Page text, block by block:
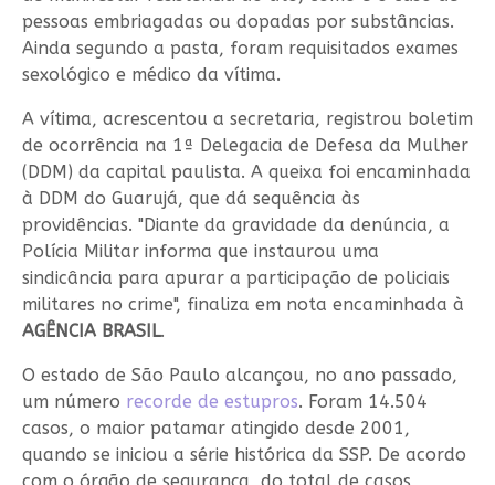
pessoas embriagadas ou dopadas por substâncias.
Ainda segundo a pasta, foram requisitados exames
sexológico e médico da vítima.
A vítima, acrescentou a secretaria, registrou boletim
de ocorrência na 1ª Delegacia de Defesa da Mulher
(DDM) da capital paulista. A queixa foi encaminhada
à DDM do Guarujá, que dá sequência às
providências. "Diante da gravidade da denúncia, a
Polícia Militar informa que instaurou uma
sindicância para apurar a participação de policiais
militares no crime", finaliza em nota encaminhada à
AGÊNCIA BRASIL.
O estado de São Paulo alcançou, no ano passado,
um número recorde de estupros. Foram 14.504
casos, o maior patamar atingido desde 2001,
quando se iniciou a série histórica da SSP. De acordo